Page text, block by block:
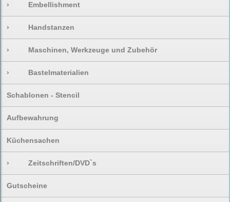
› Embellishment
› Handstanzen
› Maschinen, Werkzeuge und Zubehör
› Bastelmaterialien
Schablonen - Stencil
Aufbewahrung
Küchensachen
› Zeitschriften/DVD`s
Gutscheine